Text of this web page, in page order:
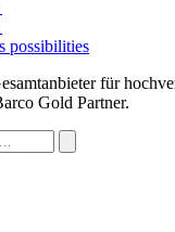
possibilities
für
Gold Partner.